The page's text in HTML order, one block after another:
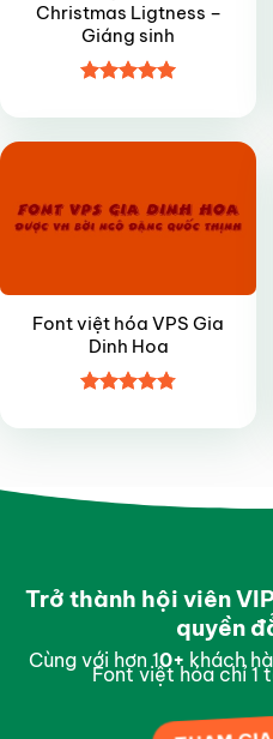
Christmas Ligtness –
Giáng sinh
hạng55
Font việt hóa VPS Gia
Dinh Hoa
hạng4.85
Trở thành hội viên
quyền
Cùng với hơn 10+ khách
Font việt hóa chỉ 1